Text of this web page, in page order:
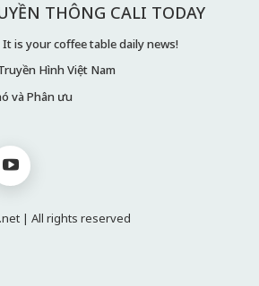
THÔNG CALI TODAY
is your coffee table daily news!
Hình Việt Nam
và Phân ưu
| All rights reserved